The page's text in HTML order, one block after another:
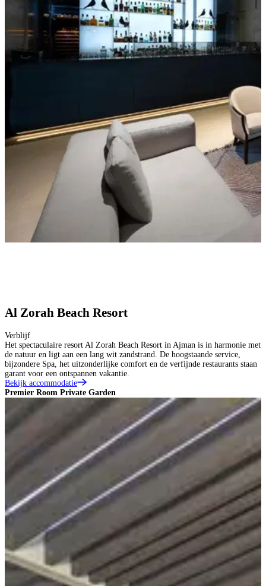
Al Zorah Beach Resort
Verblijf
Het spectaculaire resort Al Zorah Beach Resort in Ajman is in harmonie met
de natuur en ligt aan een lang wit zandstrand. De hoogstaande service,
bijzondere Spa, het uitzonderlijke comfort en de verfijnde restaurants staan
garant voor een ontspannen vakantie.
Bekijk accommodatie
Premier Room Private Garden